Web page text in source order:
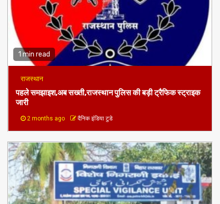
1 min read
राजस्थान
पहले समझाइश,अब सख्ती,राजस्थान पुलिस की बड़ी ट्रैफिक स्ट्राइक
जारी
2 months ago दैनिक इंडिया टुडे